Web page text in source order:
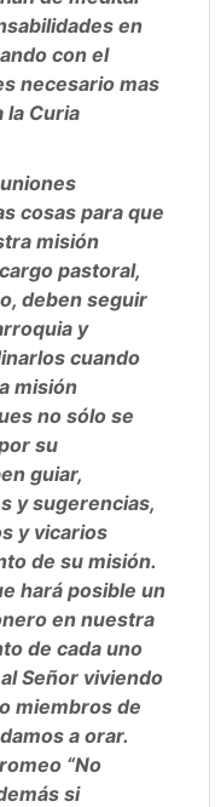
en
con el
necesario mas
la Curia
cosas para que
misión
pastoral,
deben seguir
y
cuando
misión
no sólo se
su
guiar,
y sugerencias,
y vicarios
de su misión.
hará posible un
en nuestra
de cada uno
Señor viviendo
miembros de
a orar.
“No
si